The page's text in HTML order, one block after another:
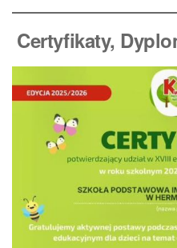
Certyfikaty,